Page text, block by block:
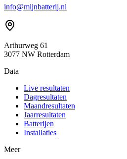
info@mijnbatterij.nl
Arthurweg 61
3077 NW Rotterdam
Data
Live resultaten
Dagresultaten
Maandresultaten
Jaarresultaten
Batterijen
Installaties
Meer